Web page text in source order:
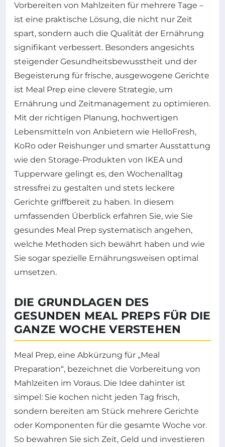
Vorbereiten von Mahlzeiten für mehrere Tage –
ist eine praktische Lösung, die nicht nur Zeit
spart, sondern auch die Qualität der Ernährung
signifikant verbessert. Besonders angesichts
steigender Gesundheitsbewusstheit und der
Begeisterung für frische, ausgewogene Gerichte
ist Meal Prep eine clevere Strategie, um
Ernährung und Zeitmanagement zu optimieren.
Mit der richtigen Planung, hochwertigen
Lebensmitteln von Anbietern wie HelloFresh,
KoRo oder Reishunger und smarter Ausstattung
wie den Storage-Produkten von IKEA und
Tupperware gelingt es, den Wochenalltag
stressfrei zu gestalten und stets leckere
Gerichte griffbereit zu haben. In diesem
umfassenden Überblick erfahren Sie, wie Sie
gesundes Meal Prep systematisch angehen,
welche Methoden sich bewährt haben und wie
Sie sogar spezielle Ernährungsweisen optimal
umsetzen.
DIE GRUNDLAGEN DES
GESUNDEN MEAL PREPS FÜR DIE
GANZE WOCHE VERSTEHEN
Meal Prep, eine Abkürzung für „Meal
Preparation“, bezeichnet die Vorbereitung von
Mahlzeiten im Voraus. Die Idee dahinter ist
simpel: Sie kochen nicht jeden Tag frisch,
sondern bereiten am Stück mehrere Gerichte
oder Komponenten für die gesamte Woche vor.
So bewahren Sie sich Zeit, Geld und investieren